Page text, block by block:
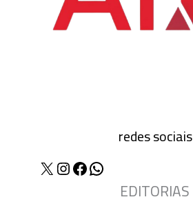
redes sociais
X Instagram
Facebook
WhatsApp
EDITORIAS